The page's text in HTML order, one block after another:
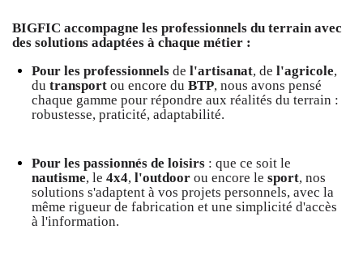
BIGFIC accompagne les professionnels du terrain avec
des solutions adaptées à chaque métier :
Pour les professionnels de l'artisanat, de l'agricole,
du transport ou encore du BTP, nous avons pensé
chaque gamme pour répondre aux réalités du terrain :
robustesse, praticité, adaptabilité.
Pour les passionnés de loisirs : que ce soit le
nautisme, le 4x4, l'outdoor ou encore le sport, nos
solutions s'adaptent à vos projets personnels, avec la
même rigueur de fabrication et une simplicité d'accès
à l'information.